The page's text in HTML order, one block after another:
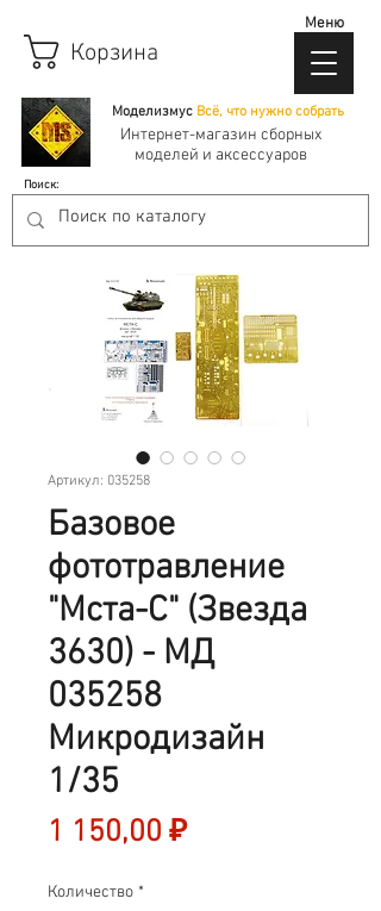
Моделизмус Всё, что нужно собрать
Корзина
Интернет-магазин сборных
моделей и аксессуаров
Поиск:
Меню
Артикул: 035258
Базовое
фототравление
"Мста-С" (Звезда
3630) - МД
035258
Микродизайн
1/35
1 150,00 ₽Цена
Количество *